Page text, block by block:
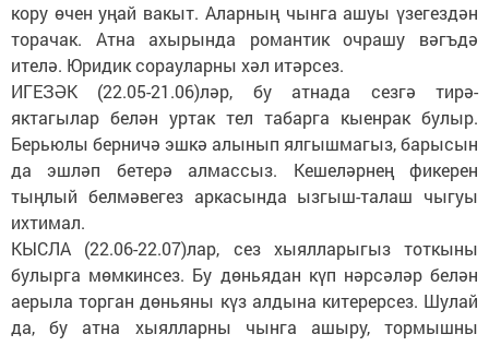
кору өчен уңай вакыт. Аларның чынга ашуы үзегездән
торачак. Атна ахырында романтик очрашу вәгъдә
ителә. Юридик сорауларны хәл итәрсез.
ИГЕЗӘК (22.05-21.06)ләр, бу атнада сезгә тирә-
яктагылар белән уртак тел табарга кыенрак булыр.
Берьюлы берничә эшкә алынып ялгышмагыз, барысын
да эшләп бетерә алмассыз. Кешеләрнең фикерен
тыңлый белмәвегез аркасында ызгыш-талаш чыгуы
ихтимал.
КЫСЛА (22.06-22.07)лар, сез хыялларыгыз тоткыны
булырга мөмкинсез. Бу дөньядан күп нәрсәләр белән
аерыла торган дөньяны күз алдына китерерсез. Шулай
да, бу атна хыялларны чынга ашыру, тормышны